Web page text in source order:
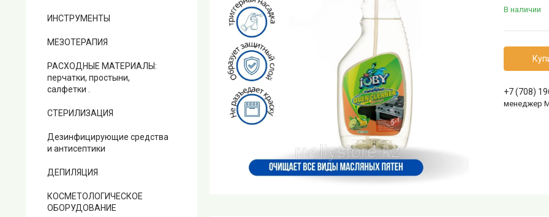
В наличии
+7 (708)
менеджер
ИНСТРУМЕНТЫ
МЕЗОТЕРАПИЯ
РАСХОДНЫЕ МАТЕРИАЛЫ:
перчатки, простыни,
салфетки .
СТЕРИЛИЗАЦИЯ
Дезинфицирующие средства
и антисептики
ДЕПИЛЯЦИЯ
КОСМЕТОЛОГИЧЕСКОЕ
ОБОРУДОВАНИЕ